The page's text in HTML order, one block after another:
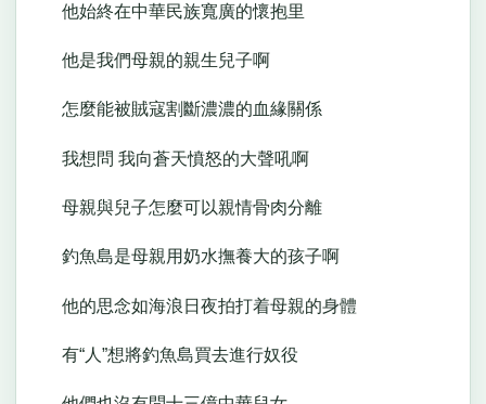
他始終在中華民族寬廣的懷抱里
他是我們母親的親生兒子啊
怎麼能被賊寇割斷濃濃的血緣關係
我想問 我向蒼天憤怒的大聲吼啊
母親與兒子怎麼可以親情骨肉分離
釣魚島是母親用奶水撫養大的孩子啊
他的思念如海浪日夜拍打着母親的身體
有“人”想將釣魚島買去進行奴役